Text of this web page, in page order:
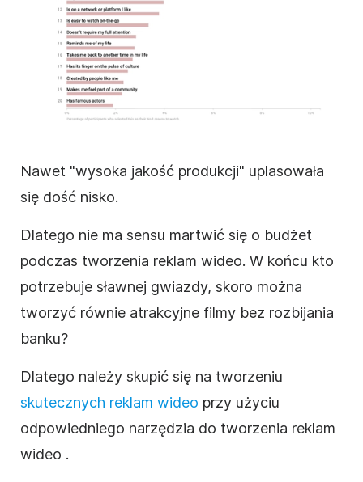
Nawet "wysoka jakość produkcji" uplasowała
się dość nisko.
Dlatego nie ma sensu martwić się o budżet
podczas tworzenia reklam wideo. W końcu kto
potrzebuje sławnej gwiazdy, skoro można
tworzyć równie atrakcyjne filmy bez rozbijania
banku?
Dlatego należy skupić się na tworzeniu
skutecznych reklam wideo przy użyciu
odpowiedniego narzędzia do tworzenia reklam
wideo .